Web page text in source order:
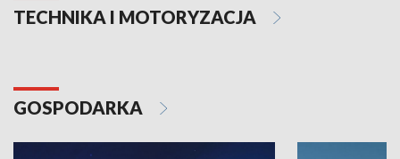
TECHNIKA I MOTORYZACJA
GOSPODARKA